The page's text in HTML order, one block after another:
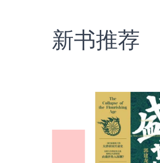
新书推荐